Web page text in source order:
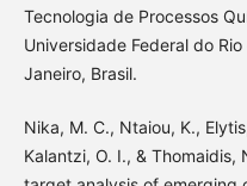
Tecnologia de Processos
Universidade Federal do
Janeiro, Brasil.
Nika, M. C., Ntaiou, K.,
Kalantzi, O. I., &